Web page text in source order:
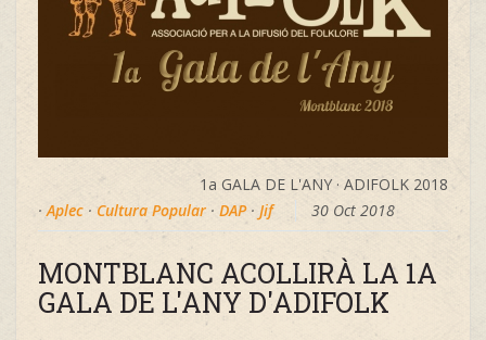
1a GALA DE L'ANY · ADIFOLK 2018
·Aplec · Cultura Popular · DAP· Jif 30 Oct 2018
MONTBLANC ACOLLIRÀ LA 1A
GALA DE L'ANY D'ADIFOLK